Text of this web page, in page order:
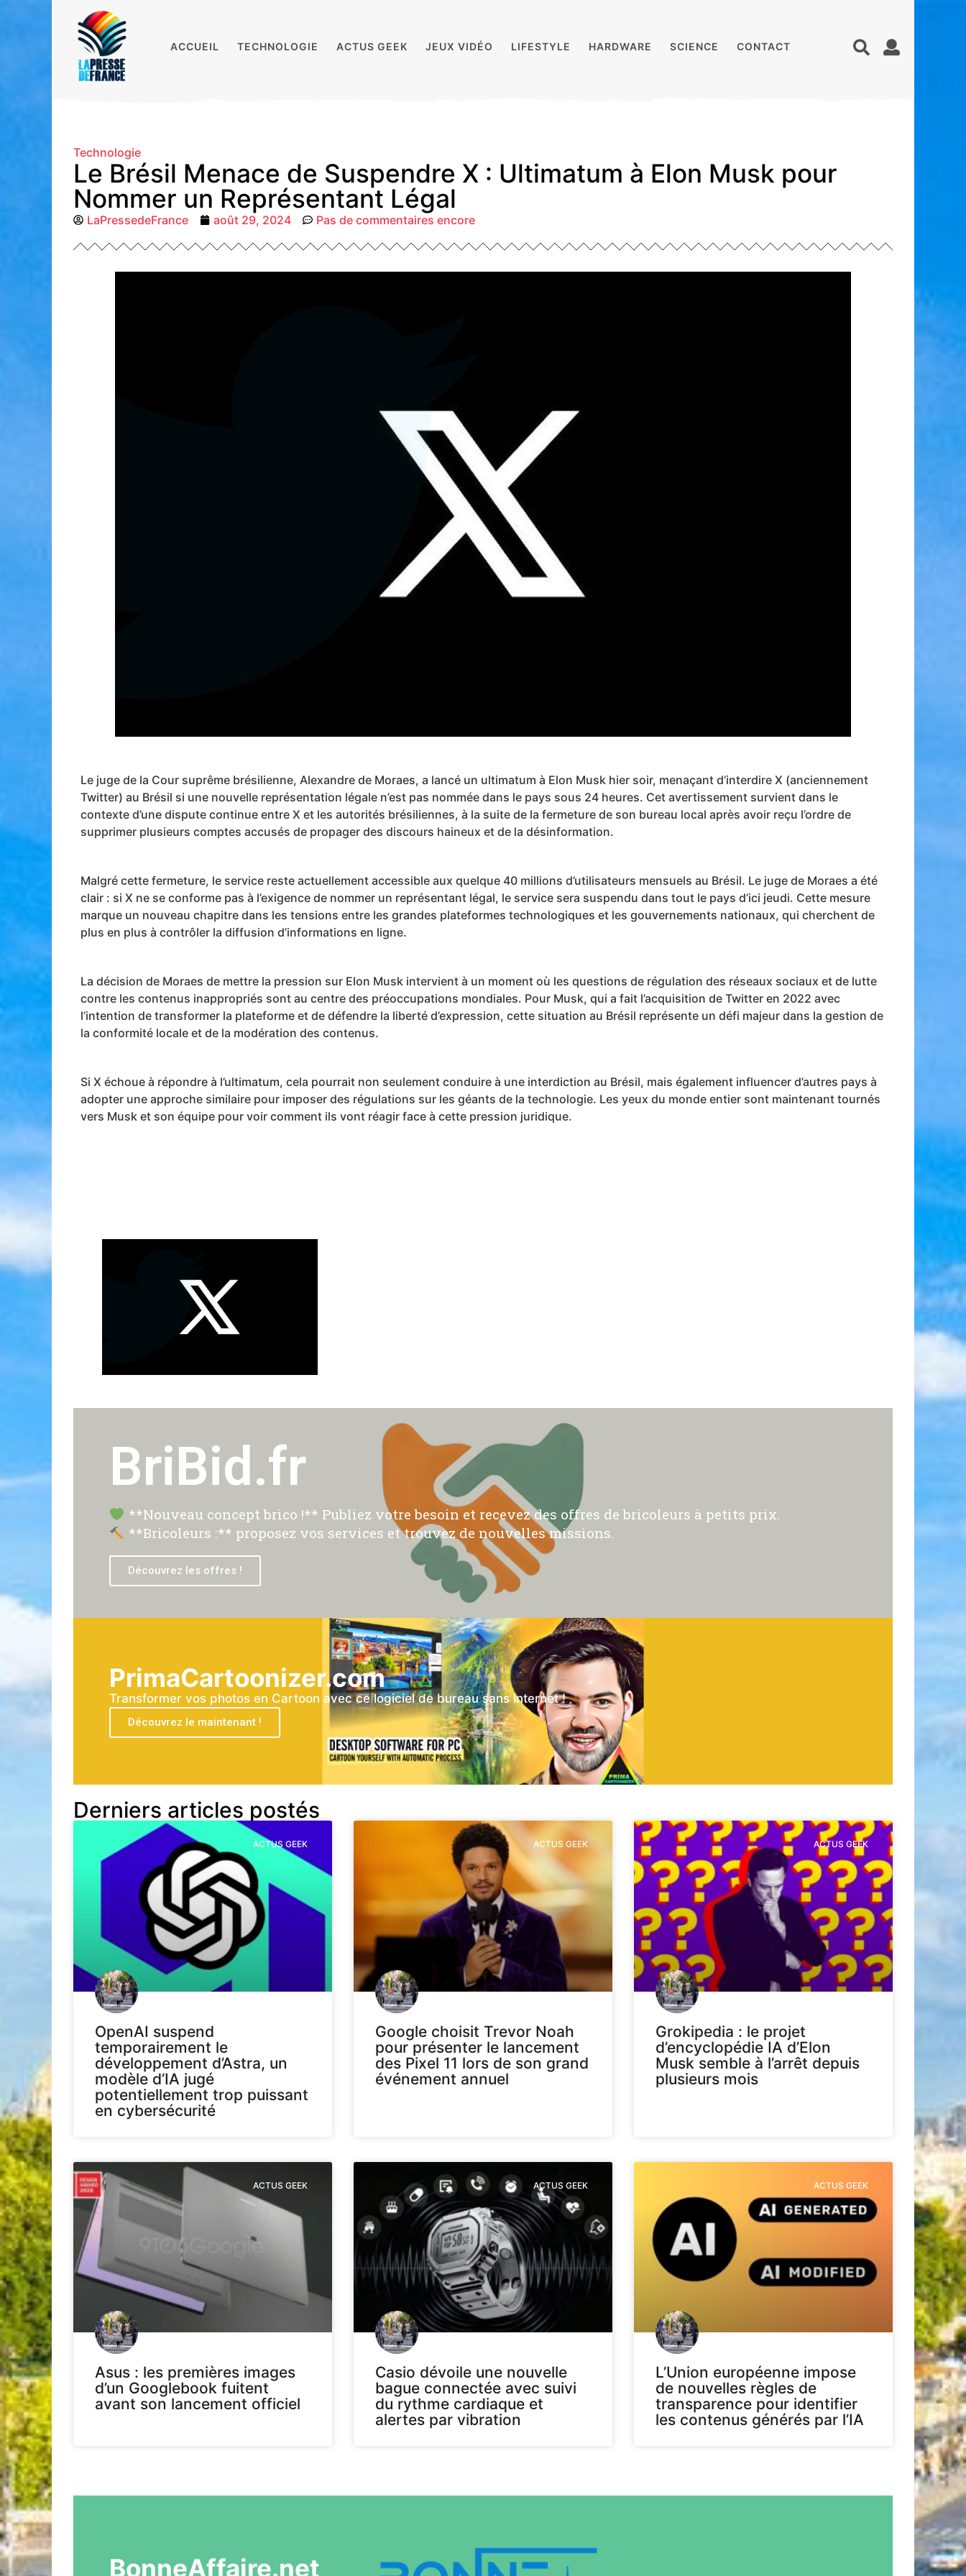
ACCUEIL TECHNOLOGIE ACTUS GEEK JEUX VIDÉO LIFESTYLE HARDWARE SCIENCE CONTACT
Technologie
Le Brésil Menace de Suspendre X : Ultimatum à Elon Musk pour
Nommer un Représentant Légal
LaPressedeFrance août 29, 2024 Pas de commentaires encore
Le juge de la Cour suprême brésilienne, Alexandre de Moraes, a lancé un ultimatum à Elon Musk hier soir, menaçant d’interdire X (anciennement
Twitter) au Brésil si une nouvelle représentation légale n’est pas nommée dans le pays sous 24 heures. Cet avertissement survient dans le
contexte d’une dispute continue entre X et les autorités brésiliennes, à la suite de la fermeture de son bureau local après avoir reçu l’ordre de
supprimer plusieurs comptes accusés de propager des discours haineux et de la désinformation.
Malgré cette fermeture, le service reste actuellement accessible aux quelque 40 millions d’utilisateurs mensuels au Brésil. Le juge de Moraes a été
clair : si X ne se conforme pas à l’exigence de nommer un représentant légal, le service sera suspendu dans tout le pays d’ici jeudi. Cette mesure
marque un nouveau chapitre dans les tensions entre les grandes plateformes technologiques et les gouvernements nationaux, qui cherchent de
plus en plus à contrôler la diffusion d’informations en ligne.
La décision de Moraes de mettre la pression sur Elon Musk intervient à un moment où les questions de régulation des réseaux sociaux et de lutte
contre les contenus inappropriés sont au centre des préoccupations mondiales. Pour Musk, qui a fait l’acquisition de Twitter en 2022 avec
l’intention de transformer la plateforme et de défendre la liberté d’expression, cette situation au Brésil représente un défi majeur dans la gestion de
la conformité locale et de la modération des contenus.
Si X échoue à répondre à l’ultimatum, cela pourrait non seulement conduire à une interdiction au Brésil, mais également influencer d’autres pays à
adopter une approche similaire pour imposer des régulations sur les géants de la technologie. Les yeux du monde entier sont maintenant tournés
vers Musk et son équipe pour voir comment ils vont réagir face à cette pression juridique.
BriBid.fr
**Nouveau concept brico !** Publiez votre besoin et recevez des offres de bricoleurs à petits prix.
**Bricoleurs :** proposez vos services et trouvez de nouvelles missions.
Découvrez les offres !
PrimaCartoonizer.com
Transformer vos photos en Cartoon avec ce logiciel de bureau sans internet !
Découvrez le maintenant !
Derniers articles postés
ACTUS GEEK
OpenAI suspend
temporairement le
développement d’Astra, un
modèle d’IA jugé
potentiellement trop puissant
en cybersécurité
ACTUS GEEK
Google choisit Trevor Noah
pour présenter le lancement
des Pixel 11 lors de son grand
événement annuel
ACTUS GEEK
Grokipedia : le projet
d’encyclopédie IA d’Elon
Musk semble à l’arrêt depuis
plusieurs mois
ACTUS GEEK
Asus : les premières images
d’un Googlebook fuitent
avant son lancement officiel
ACTUS GEEK
Casio dévoile une nouvelle
bague connectée avec suivi
du rythme cardiaque et
alertes par vibration
ACTUS GEEK
L’Union européenne impose
de nouvelles règles de
transparence pour identifier
les contenus générés par l’IA
BonneAffaire.net